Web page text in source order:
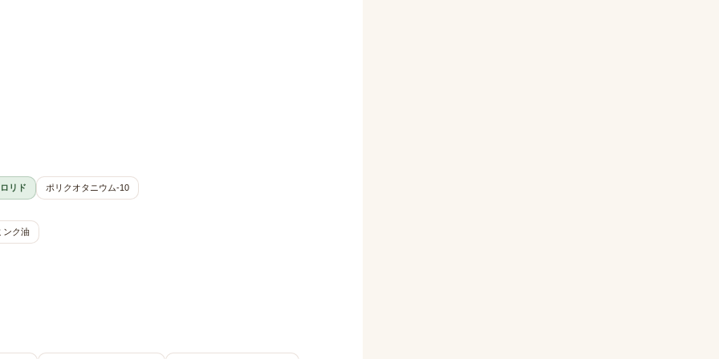
リド ポリクオタニウム-10
ンク油